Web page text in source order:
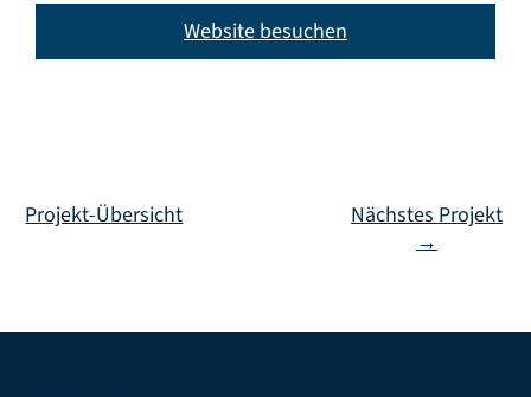
Website besuchen
Projekt-Übersicht
Nächstes Projekt
→